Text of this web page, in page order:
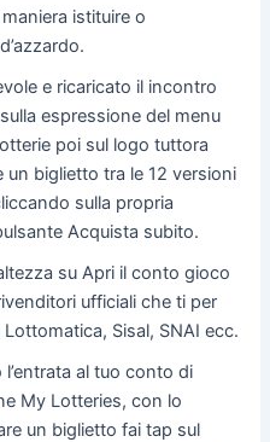
istituire o
e ricaricato il incontro
espressione del menu
poi sul logo tuttora
un biglietto tra le 12 versioni
sulla propria
Acquista subito.
su Apri il conto gioco
ufficiali che ti per
Sisal, SNAI ecc.
al tuo conto di
My Lotteries, con lo
un biglietto fai tap sul